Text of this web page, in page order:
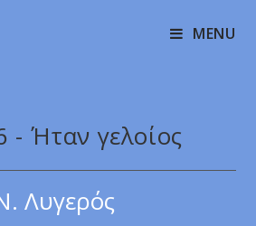
MENU
- Ήταν γελοίος
Λυγερός